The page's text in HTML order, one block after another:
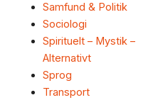
Samfund & Politik
Sociologi
Spirituelt – Mystik –
Alternativt
Sprog
Transport